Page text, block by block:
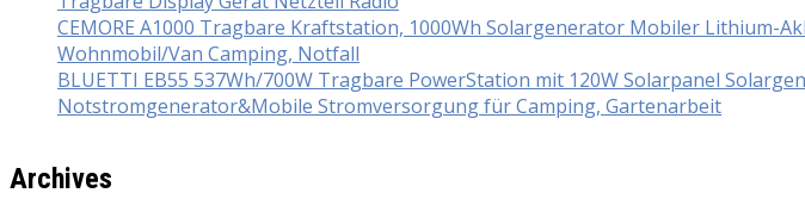
CEMORE A1000 Tragbare Kraftstation, 1000Wh Solargenerator Mobiler Lithium-
Wohnmobil/Van Camping, Notfall
BLUETTI EB55 537Wh/700W Tragbare PowerStation mit 120W Solarpanel
Notstromgenerator&Mobile Stromversorgung für Camping, Gartenarbeit
Archives